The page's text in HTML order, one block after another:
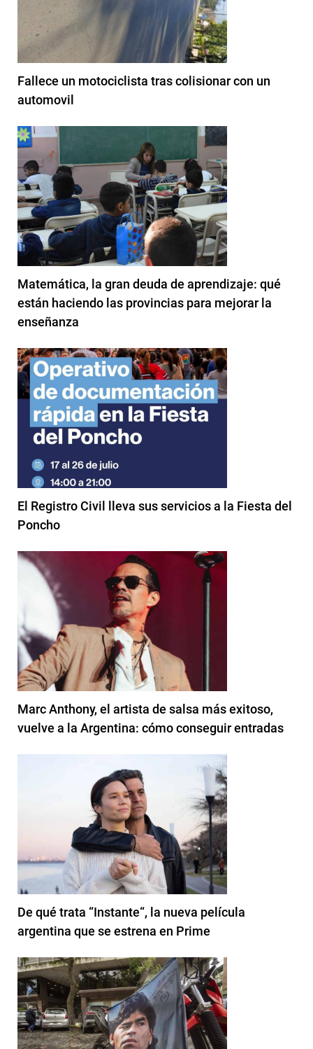
Fallece un motociclista tras colisionar con un
automovil
Matemática, la gran deuda de aprendizaje: qué
están haciendo las provincias para mejorar la
enseñanza
El Registro Civil lleva sus servicios a la Fiesta del
Poncho
Marc Anthony, el artista de salsa más exitoso,
vuelve a la Argentina: cómo conseguir entradas
De qué trata “Instante“, la nueva película
argentina que se estrena en Prime